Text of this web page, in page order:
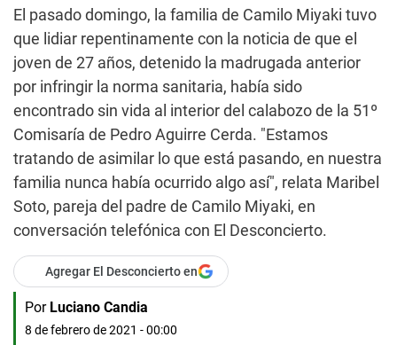
El pasado domingo, la familia de Camilo Miyaki tuvo
que lidiar repentinamente con la noticia de que el
joven de 27 años, detenido la madrugada anterior
por infringir la norma sanitaria, había sido
encontrado sin vida al interior del calabozo de la 51º
Comisaría de Pedro Aguirre Cerda. "Estamos
tratando de asimilar lo que está pasando, en nuestra
familia nunca había ocurrido algo así", relata Maribel
Soto, pareja del padre de Camilo Miyaki, en
conversación telefónica con El Desconcierto.
Agregar El Desconcierto en
Por Luciano Candia
8 de febrero de 2021 - 00:00